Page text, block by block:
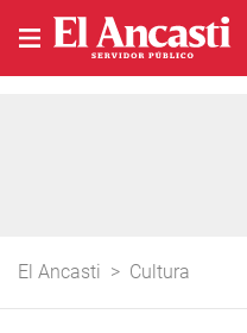
El Ancasti > Cultura